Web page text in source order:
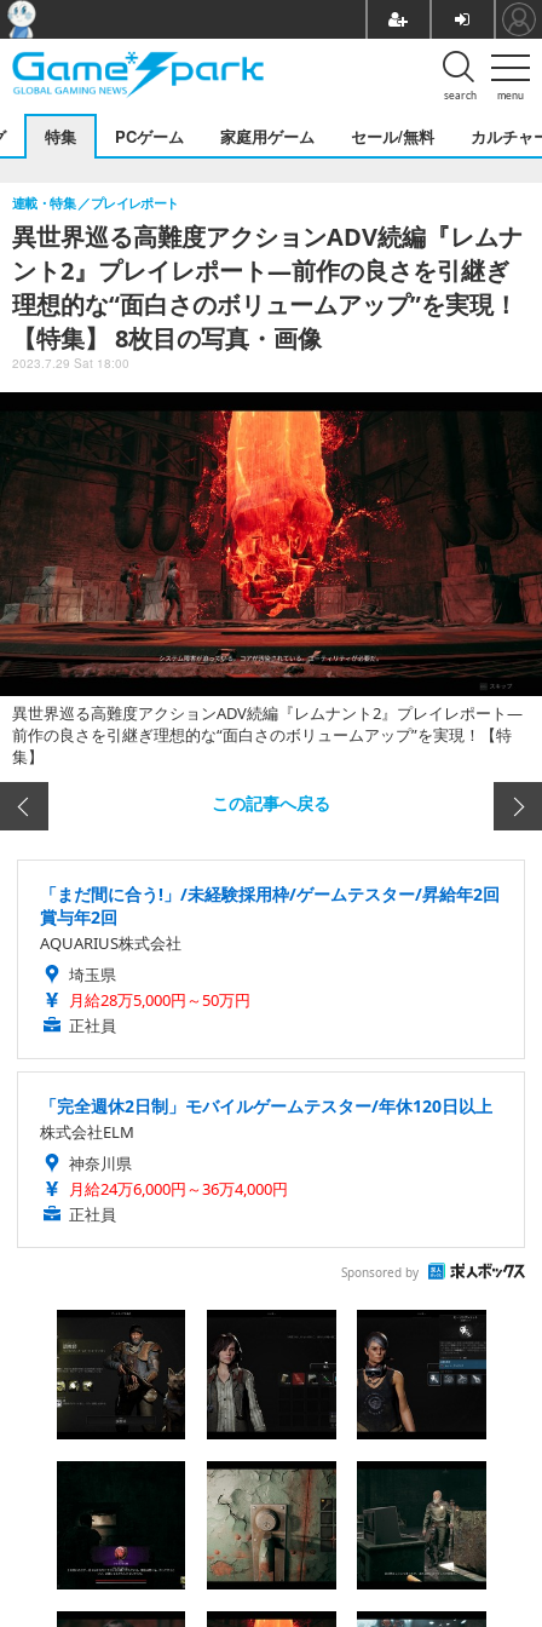
menu
search
特集 PCゲーム 家庭用ゲーム セール/無料 カルチャ
異世界巡る高難度アクションADV続編『レムナ
ント2』プレイレポート―前作の良さを引継ぎ
理想的な“面白さのボリュームアップ”を実現！
【特集】 8枚目の写真・画像
連載・特集 プレイレポート
2023.7.29 Sat 18:00
異世界巡る高難度アクションADV続編『レムナント2』プレイレポート―
前作の良さを引継ぎ理想的な“面白さのボリュームアップ”を実現！【特
集】
この記事へ戻る
「まだ間に合う!」/未経験採用枠/ゲームテスター/昇給年2回
賞与年2回
AQUARIUS株式会社
埼玉県
月給28万5,000円～50万円
正社員
「完全週休2日制」モバイルゲームテスター/年休120日以上
株式会社ELM
神奈川県
月給24万6,000円～36万4,000円
正社員
Sponsored by